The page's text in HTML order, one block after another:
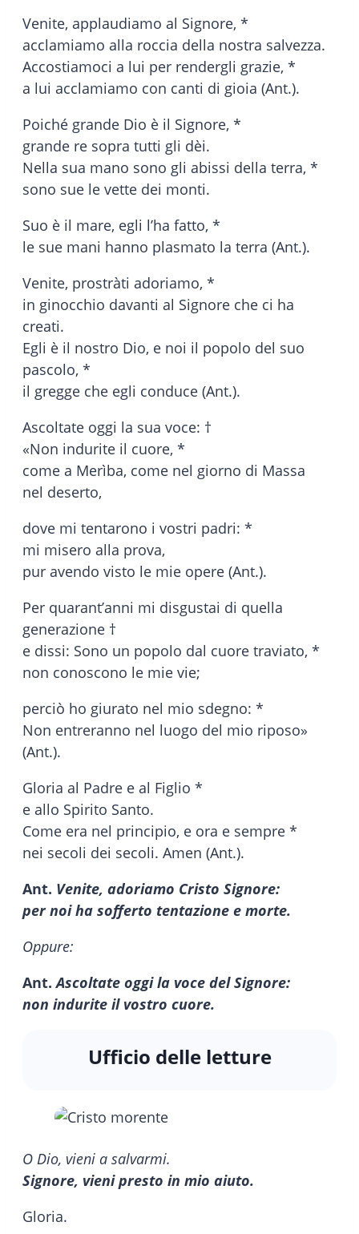
Venite, applaudiamo al Signore, *
acclamiamo alla roccia della nostra salvezza.
Accostiamoci a lui per rendergli grazie, *
a lui acclamiamo con canti di gioia (Ant.).
Poiché grande Dio è il Signore, *
grande re sopra tutti gli dèi.
Nella sua mano sono gli abissi della terra, *
sono sue le vette dei monti.
Suo è il mare, egli l’ha fatto, *
le sue mani hanno plasmato la terra (Ant.).
Venite, prostràti adoriamo, *
in ginocchio davanti al Signore che ci ha
creati.
Egli è il nostro Dio, e noi il popolo del suo
pascolo, *
il gregge che egli conduce (Ant.).
Ascoltate oggi la sua voce: †
«Non indurite il cuore, *
come a Merìba, come nel giorno di Massa
nel deserto,
dove mi tentarono i vostri padri: *
mi misero alla prova,
pur avendo visto le mie opere (Ant.).
Per quarant’anni mi disgustai di quella
generazione †
e dissi: Sono un popolo dal cuore traviato, *
non conoscono le mie vie;
perciò ho giurato nel mio sdegno: *
Non entreranno nel luogo del mio riposo»
(Ant.).
Gloria al Padre e al Figlio *
e allo Spirito Santo.
Come era nel principio, e ora e sempre *
nei secoli dei secoli. Amen (Ant.).
Ant. Venite, adoriamo Cristo Signore:
per noi ha sofferto tentazione e morte.
Oppure:
Ant.Ascoltate oggi la voce del Signore:
non indurite il vostro cuore.
Ufficio delle letture
O Dio, vieni a salvarmi.
Signore, vieni presto in mio aiuto.
Gloria.